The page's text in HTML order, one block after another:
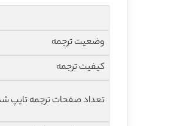
وضعیت ترجمه
کیفیت ترجمه
تعداد صفحات ترجمه تایپ